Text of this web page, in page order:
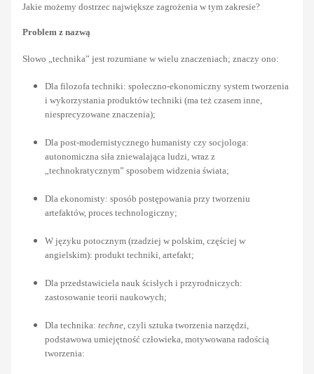
Jakie możemy dostrzec największe zagrożenia w tym zakresie?
Problem z nazwą
Słowo „technika” jest rozumiane w wielu znaczeniach; znaczy ono:
Dla filozofa techniki: społeczno-ekonomiczny system tworzenia
i wykorzystania produktów techniki (ma też czasem inne,
niesprecyzowane znaczenia);
Dla post-modernistycznego humanisty czy socjologa:
autonomiczna siła zniewalająca ludzi, wraz z
„technokratycznym” sposobem widzenia świata;
Dla ekonomisty: sposób postępowania przy tworzeniu
artefaktów, proces technologiczny;
W języku potocznym (rzadziej w polskim, częściej w
angielskim): produkt techniki, artefakt;
Dla przedstawiciela nauk ścisłych i przyrodniczych:
zastosowanie teorii naukowych;
Dla technika: techne , czyli sztuka tworzenia narzędzi,
podstawowa umiejętność człowieka, motywowana radością
tworzenia: